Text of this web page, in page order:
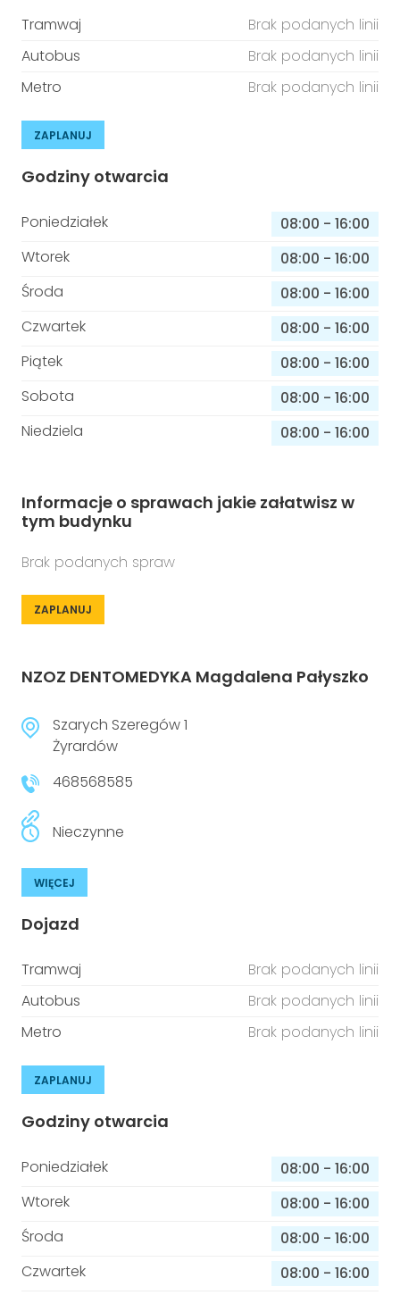
Tramwaj
Brak podanych linii
Autobus
Brak podanych linii
Metro
Brak podanych linii
ZAPLANUJ
Godziny otwarcia
Poniedziałek 08:00 - 16:00
Wtorek
08:00 - 16:00
Środa
08:00 - 16:00
Czwartek
08:00 - 16:00
Piątek
08:00 - 16:00
Sobota
08:00 - 16:00
Niedziela
08:00 - 16:00
Informacje o sprawach jakie załatwisz w
tym budynku
Brak podanych spraw
ZAPLANUJ
NZOZ DENTOMEDYKA Magdalena Pałyszko
Szarych Szeregów 1
Żyrardów
468568585
Nieczynne
WIĘCEJ
Dojazd
Tramwaj
Brak podanych linii
Autobus
Brak podanych linii
Metro
Brak podanych linii
ZAPLANUJ
Godziny otwarcia
Poniedziałek 08:00 - 16:00
Wtorek
08:00 - 16:00
Środa
08:00 - 16:00
Czwartek
08:00 - 16:00